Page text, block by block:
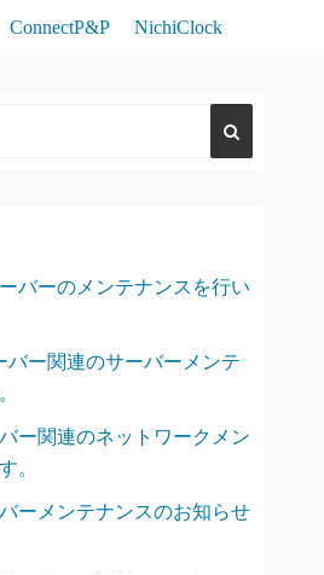
ConnectP&P NichiClock
バーのメンテナンスを行い
バー関連のサーバーメンテ
ー関連のネットワークメン
。
ーメンテナンスのお知らせ